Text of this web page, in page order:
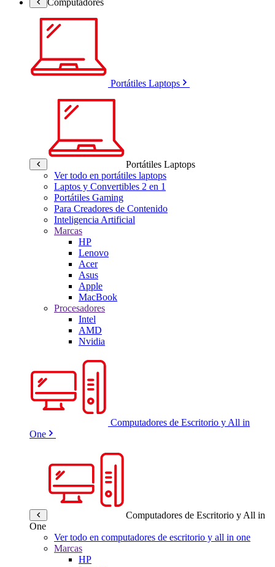
Portátiles Laptops
Portátiles Laptops
Ver todo en portátiles laptops
Laptos y Convertibles 2 en 1
Portátiles Gaming
Para Creadores de Contenido
Inteligencia Artificial
Marcas
HP
Lenovo
Acer
Asus
Apple
MacBook
Procesadores
Intel
AMD
Nvidia
Computadores de Escritorio y All in
One
Computadores de Escritorio y All in
One
Ver todo en computadores de escritorio y all in one
Marcas
HP